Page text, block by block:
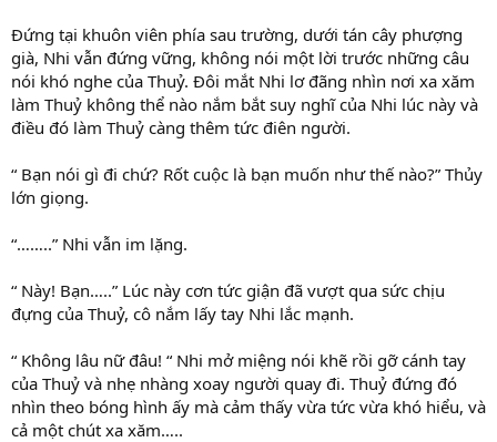
Đứng tại khuôn viên phía sau trường, dưới tán cây phượng
già, Nhi vẫn đứng vững, không nói một lời trước những câu
nói khó nghe của Thuỷ. Đôi mắt Nhi lơ đãng nhìn nơi xa xăm
làm Thuỷ không thể nào nắm bắt suy nghĩ của Nhi lúc này và
điều đó làm Thuỷ càng thêm tức điên người.
“ Bạn nói gì đi chứ? Rốt cuộc là bạn muốn như thế nào?” Thủy
lớn giọng.
“……..” Nhi vẫn im lặng.
“ Này! Bạn…..” Lúc này cơn tức giận đã vượt qua sức chịu
đựng của Thuỷ, cô nắm lấy tay Nhi lắc mạnh.
“ Không lâu nữ đâu! “ Nhi mở miệng nói khẽ rồi gỡ cánh tay
của Thuỷ và nhẹ nhàng xoay người quay đi. Thuỷ đứng đó
nhìn theo bóng hình ấy mà cảm thấy vừa tức vừa khó hiểu, và
cả một chút xa xăm…..